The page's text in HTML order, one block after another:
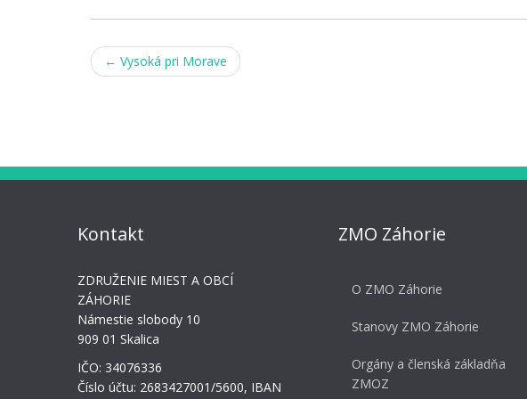
Post
← Vysoká pri Morave
Kontakt
ZDRUŽENIE MIEST A OBCÍ
ZÁHORIE
Námestie slobody 10
909 01 Skalica
IČO: 34076336
Číslo účtu: 2683427001/5600, IBAN
ZMO Záhorie
O ZMO Záhorie
Stanovy ZMO Záhorie
Orgány a členská základňa
ZMOZ